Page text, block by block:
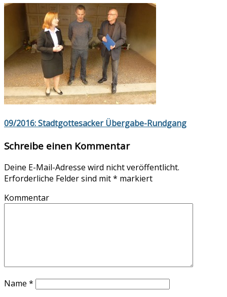
09/2016: Stadtgottesacker Übergabe-Rundgang
Schreibe einen Kommentar
Deine E-Mail-Adresse wird nicht veröffentlicht.
Erforderliche Felder sind mit* markiert
Kommentar
Name *